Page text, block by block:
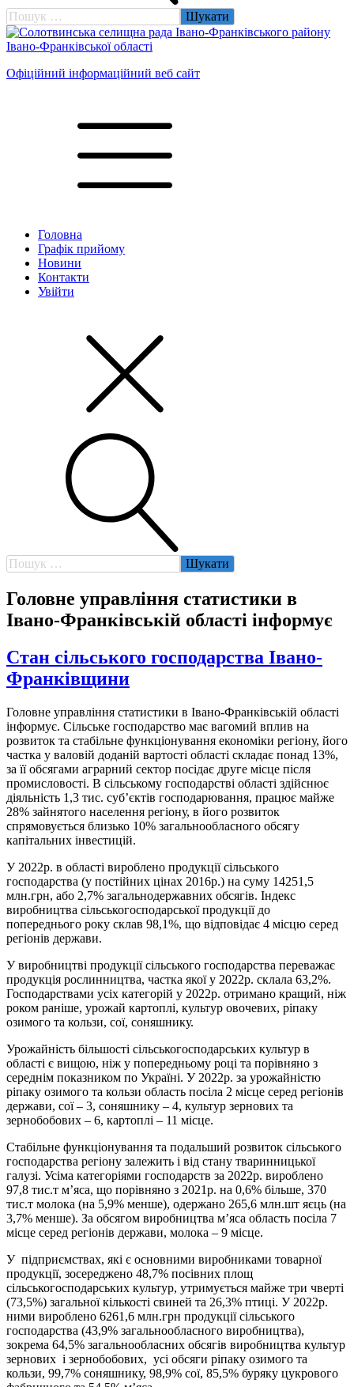
Пошук:
Офіційний інформаційний веб сайт
Головна
Графік прийому
Новини
Контакти
Увійти
Пошук:
Головне управління статистики в
Івано-Франківській області інформує
Стан сільського господарства Івано-
Франківщини
Головне управління статистики в Івано-Франківській області
інформує. Сільське господарство має вагомий вплив на
розвиток та стабільне функціонування економіки регіону, його
частка у валовій доданій вартості області складає понад 13%,
за її обсягами аграрний сектор посідає друге місце після
промисловості. В сільському господарстві області здійснює
діяльність 1,3 тис. суб’єктів господарювання, працює майже
28% зайнятого населення регіону, в його розвиток
спрямовується близько 10% загальнообласного обсягу
капітальних інвестицій.
У 2022р. в області вироблено продукції сільського
господарства (у постійних цінах 2016р.) на суму 14251,5
млн.грн, або 2,7% загальнодержавних обсягів. Індекс
виробництва сільськогосподарської продукції до
попереднього року склав 98,1%, що відповідає 4 місцю серед
регіонів держави.
У виробництві продукції сільського господарства переважає
продукція рослинництва, частка якої у 2022р. склала 63,2%.
Господарствами усіх категорій у 2022р. отримано кращий, ніж
роком раніше, урожай картоплі, культур овочевих, ріпаку
озимого та кользи, сої, соняшнику.
Урожайність більшості сільськогосподарських культур в
області є вищою, ніж у попередньому році та порівняно з
середнім показником по Україні. У 2022р. за урожайністю
ріпаку озимого та кользи область посіла 2 місце серед регіонів
держави, сої – 3, соняшнику – 4, культур зернових та
зернобобових – 6, картоплі – 11 місце.
Стабільне функціонування та подальший розвиток сільського
господарства регіону залежить і від стану тваринницької
галузі. Усіма категоріями господарств за 2022р. вироблено
97,8 тис.т м’яса, що порівняно з 2021р. на 0,6% більше, 370
тис.т молока (на 5,9% менше), одержано 265,6 млн.шт яєць (на
3,7% менше). За обсягом виробництва м’яса область посіла 7
місце серед регіонів держави, молока – 9 місце.
У підприємствах, які є основними виробниками товарної
продукції, зосереджено 48,7% посівних площ
сільськогосподарських культур, утримується майже три чверті
(73,5%) загальної кількості свиней та 26,3% птиці. У 2022р.
ними вироблено 6261,6 млн.грн продукції сільського
господарства (43,9% загальнообласного виробництва),
зокрема 64,5% загальнообласних обсягів виробництва культур
зернових і зернобобових, усі обсяги ріпаку озимого та
кользи, 99,7% соняшнику, 98,9% сої, 85,5% буряку цукрового